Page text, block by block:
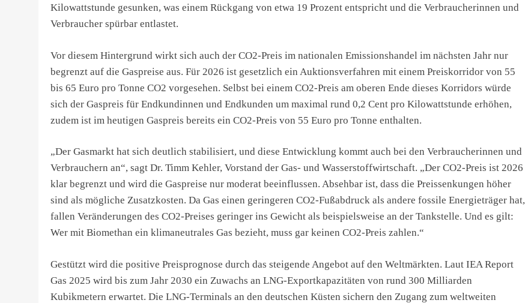
Kilowattstunde gesunken, was einem Rückgang von etwa 19 Prozent entspricht und die Verbraucherinnen und
Verbraucher spürbar entlastet.
Vor diesem Hintergrund wirkt sich auch der CO2-Preis im nationalen Emissionshandel im nächsten Jahr nur
begrenzt auf die Gaspreise aus. Für 2026 ist gesetzlich ein Auktionsverfahren mit einem Preiskorridor von 55
bis 65 Euro pro Tonne CO2 vorgesehen. Selbst bei einem CO2-Preis am oberen Ende dieses Korridors würde
sich der Gaspreis für Endkundinnen und Endkunden um maximal rund 0,2 Cent pro Kilowattstunde erhöhen,
zudem ist im heutigen Gaspreis bereits ein CO2-Preis von 55 Euro pro Tonne enthalten.
„Der Gasmarkt hat sich deutlich stabilisiert, und diese Entwicklung kommt auch bei den Verbraucherinnen und
Verbrauchern an“, sagt Dr. Timm Kehler, Vorstand der Gas- und Wasserstoffwirtschaft. „Der CO2-Preis ist 2026
klar begrenzt und wird die Gaspreise nur moderat beeinflussen. Absehbar ist, dass die Preissenkungen höher
sind als mögliche Zusatzkosten. Da Gas einen geringeren CO2-Fußabdruck als andere fossile Energieträger hat,
fallen Veränderungen des CO2-Preises geringer ins Gewicht als beispielsweise an der Tankstelle. Und es gilt:
Wer mit Biomethan ein klimaneutrales Gas bezieht, muss gar keinen CO2-Preis zahlen.“
Gestützt wird die positive Preisprognose durch das steigende Angebot auf den Weltmärkten. Laut IEA Report
Gas 2025 wird bis zum Jahr 2030 ein Zuwachs an LNG-Exportkapazitäten von rund 300 Milliarden
Kubikmetern erwartet. Die LNG-Terminals an den deutschen Küsten sichern den Zugang zum weltweiten